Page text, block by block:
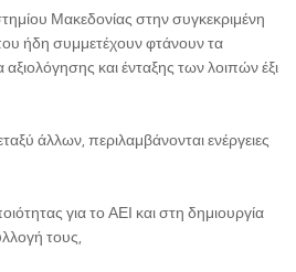
Μακεδονίας στην συγκεκριμένη
ήδη συμμετέχουν φτάνουν τα
αξιολόγησης και ένταξης των λοιπών έξι
άλλων, περιλαμβάνονται ενέργειες
για το ΑΕΙ και στη δημιουργία
τους,